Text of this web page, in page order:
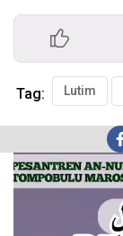
Tag: Lutim
Pemutar
Video